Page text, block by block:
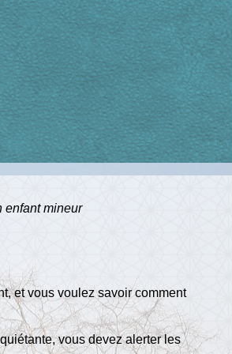
enfant mineur
et vous voulez savoir comment
vous devez alerter les